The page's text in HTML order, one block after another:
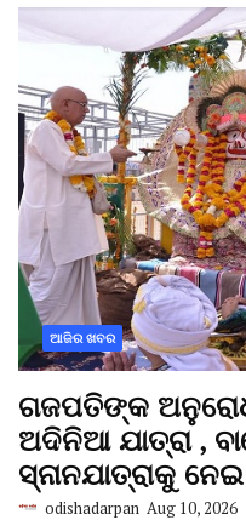
ଆଜିର ଖବର
ଗଜପତିଙ୍କ
ଅଦିନିଆ ଯାତ୍ରା ,
ସ୍ନାନଯାତ୍ରାକୁ
odishadarpan Aug 10, 2026